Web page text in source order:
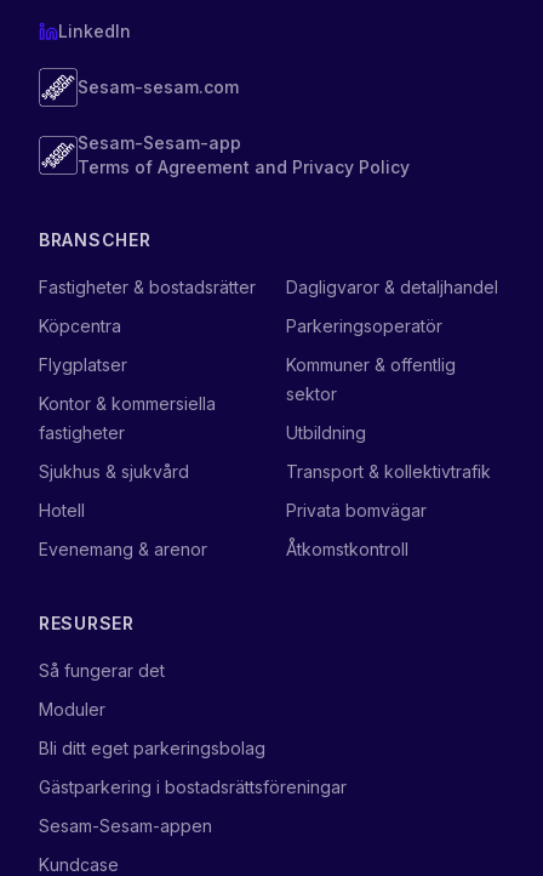
LinkedIn
Sesam-sesam.com
Sesam-Sesam-app
Terms of Agreement and Privacy Policy
BRANSCHER
Fastigheter & bostadsrätter
Köpcentra
Flygplatser
Kontor & kommersiella
fastigheter
Sjukhus & sjukvård
Hotell
Evenemang & arenor
Dagligvaror & detaljhandel
Parkeringsoperatör
Kommuner & offentlig
sektor
Utbildning
Transport & kollektivtrafik
Privata bomvägar
Åtkomstkontroll
RESURSER
Så fungerar det
Moduler
Bli ditt eget parkeringsbolag
Gästparkering i bostadsrättsföreningar
Sesam-Sesam-appen
Kundcase